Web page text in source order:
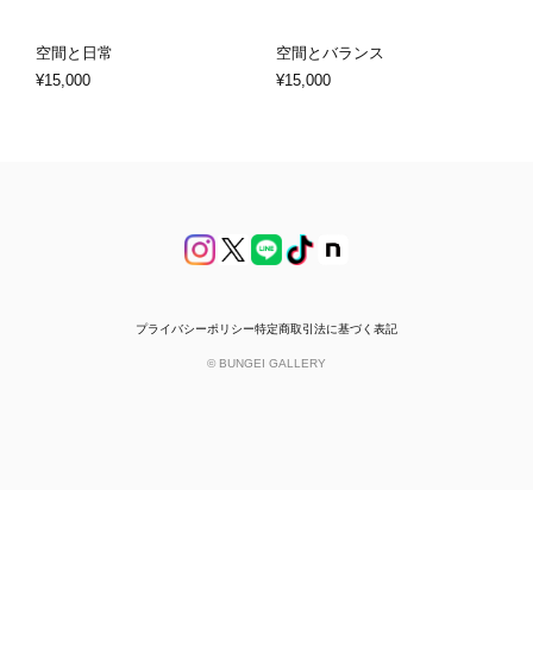
空間と日常
¥15,000
空間とバランス
¥15,000
プライバシーポリシー特定商取引法に基づく表記
© BUNGEI GALLERY